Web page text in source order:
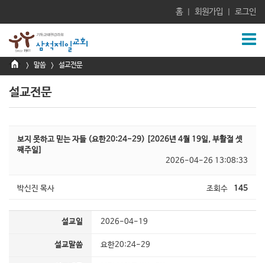
홈 회원가입 로그인
> 말씀 > 설교전문
설교전문
보지 못하고 믿는 자들 (요한20:24-29) [2026년 4월 19일, 부활절 셋
째주일]
2026-04-26 13:08:33
박신진 목사 조회수 145
설교일 2026-04-19
설교말씀 요한20:24-29